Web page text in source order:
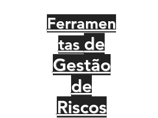
Ferramen
tas de
Gestão
de
Riscos